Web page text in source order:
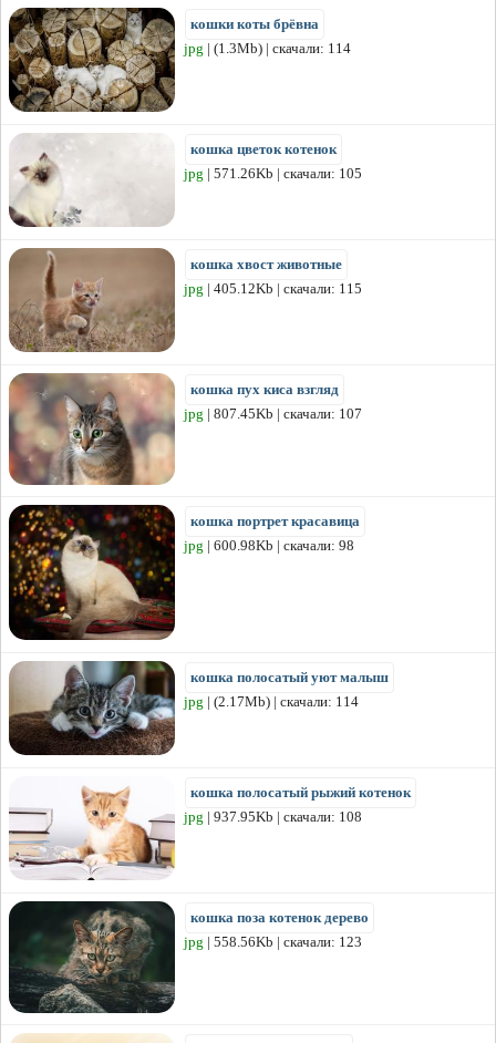
кошки коты брёвна
jpg | (1.3Mb) | скачали: 114
кошка цветок котенок
jpg | 571.26Kb | скачали: 105
кошка хвост животные
jpg | 405.12Kb | скачали: 115
кошка пух киса взгляд
jpg | 807.45Kb | скачали: 107
кошка портрет красавица
jpg | 600.98Kb | скачали: 98
кошка полосатый уют малыш
jpg | (2.17Mb) | скачали: 114
кошка полосатый рыжий котенок
jpg | 937.95Kb | скачали: 108
кошка поза котенок дерево
jpg | 558.56Kb | скачали: 123